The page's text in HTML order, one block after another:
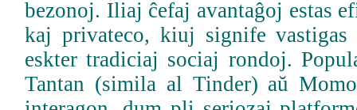
bezonoj. Iliaj ĉefaj avantaĝoj estas
kaj privateco, kiuj signife vastigas
eskter tradiciaj sociaj rondoj.
Tantan (simila al Tinder) aŭ